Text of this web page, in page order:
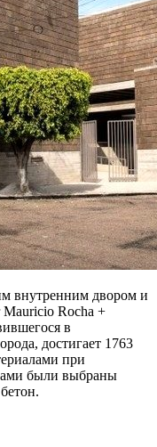
внутренним двором и
Rocha +
в
достигает 1763
при
были выбраны